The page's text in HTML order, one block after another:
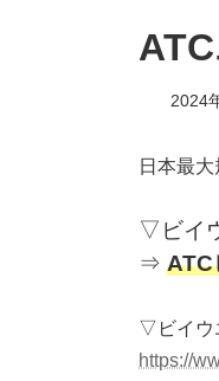
2024
日本最
▽ビイ
⇒ ATC
▽ビイウ
https://